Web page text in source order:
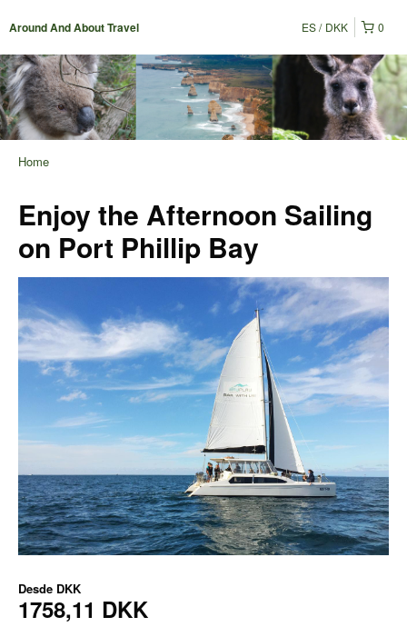
Around And About Travel 0
ES DKK
Home
Enjoy the Afternoon Sailing
on Port Phillip Bay
Desde DKK
1758,11 DKK